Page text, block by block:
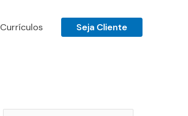
Currículos Seja Cliente